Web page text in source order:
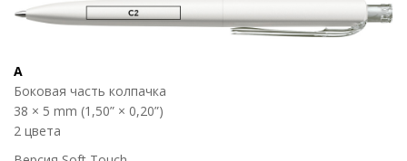
A
Боковая часть колпачка
38 × 5 mm (1,50” × 0,20”)
2 цвета